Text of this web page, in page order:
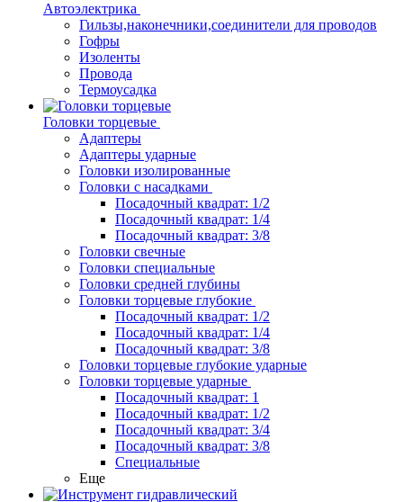
Автоэлектрика
Гильзы,наконечники,соединители для проводов
Гофры
Изоленты
Провода
Термоусадка
Головки торцевые
Адаптеры
Адаптеры ударные
Головки изолированные
Головки с насадками
Посадочный квадрат: 1/2
Посадочный квадрат: 1/4
Посадочный квадрат: 3/8
Головки свечные
Головки специальные
Головки средней глубины
Головки торцевые глубокие
Посадочный квадрат: 1/2
Посадочный квадрат: 1/4
Посадочный квадрат: 3/8
Головки торцевые глубокие ударные
Головки торцевые ударные
Посадочный квадрат: 1
Посадочный квадрат: 1/2
Посадочный квадрат: 3/4
Посадочный квадрат: 3/8
Специальные
Еще